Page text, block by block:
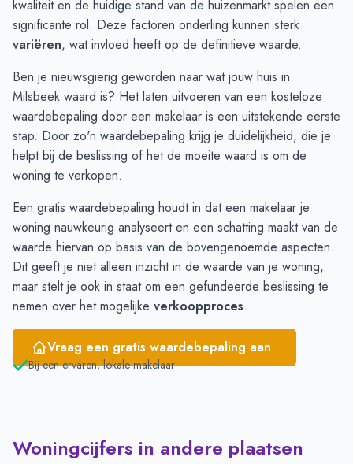
November
€ 570.857
€ 491.846
December
€ 554.714
€ 633.038
€ 613.835
Februari
€ 453.000 € 570.001
Maart
€ 562.500 € 444.287
April
€ 704.166
€ 441.442
Mei
€ 687.857 € 457.886
Juni
€ 668.045 € 419.716
kwaliteit en de huidige stand van de huizenmarkt spelen een
significante rol. Deze factoren onderling kunnen sterk
variëren, wat invloed heeft op de definitieve waarde.
Ben je nieuwsgierig geworden naar wat jouw huis in
Milsbeek waard is? Het laten uitvoeren van een kosteloze
waardebepaling door een makelaar is een uitstekende eerste
stap. Door zo'n waardebepaling krijg je duidelijkheid, die je
helpt bij de beslissing of het de moeite waard is om de
woning te verkopen.
Een gratis waardebepaling houdt in dat een makelaar je
woning nauwkeurig analyseert en een schatting maakt van de
waarde hiervan op basis van de bovengenoemde aspecten.
Dit geeft je niet alleen inzicht in de waarde van je woning,
maar stelt je ook in staat om een gefundeerde beslissing te
nemen over het mogelijke verkoopproces.
Vraag een gratis waardebepaling aan
Bij een ervaren, lokale makelaar
Woningcijfers in andere plaatsen